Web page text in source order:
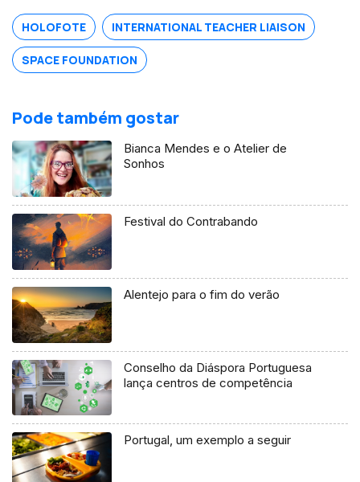
HOLOFOTE INTERNATIONAL TEACHER LIAISON
SPACE FOUNDATION
Pode também gostar
Bianca Mendes e o Atelier de
Sonhos
Festival do Contrabando
Alentejo para o fim do verão
Conselho da Diáspora Portuguesa
lança centros de competência
Portugal, um exemplo a seguir